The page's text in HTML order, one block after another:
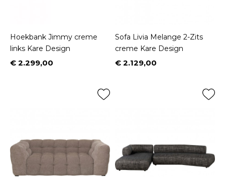
Hoekbank Jimmy creme
links Kare Design
Prijs
€ 2.299,00
Sofa Livia Melange 2-Zits
creme Kare Design
Prijs
€ 2.129,00